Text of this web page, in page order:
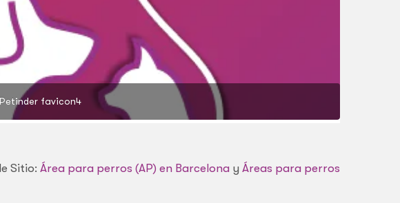
Petinder favicon4
Sitio: Área para perros (AP) en Barcelona y Áreas para perros